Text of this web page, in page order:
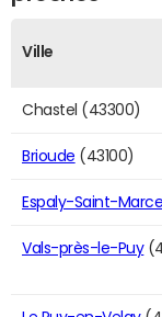
Ville
Chastel (43300)
Brioude (43100)
Espaly-Saint-Marcel
Vals-près-le-Puy